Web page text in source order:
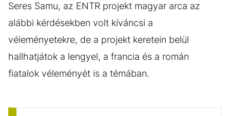
Seres Samu, az ENTR projekt magyar arca az
alábbi kérdésekben volt kíváncsi a
véleményetekre, de a projekt keretein belül
hallhatjátok a lengyel, a francia és a román
fiatalok véleményét is a témában.